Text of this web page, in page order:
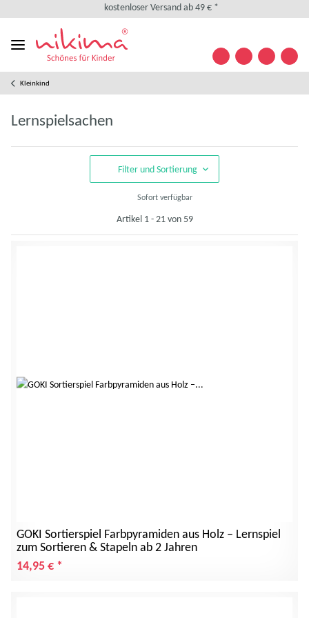
kostenlose Retoure
+49 (0) 35841/ 63 32 09
kostenloser Versand ab 49 € *
+49 (0) 35841/ 63 32 09
Kontakt
Kleinkind
Lernspielsachen
Filter und Sortierung
Sofort verfügbar
Artikel 1 - 21 von 59
GOKI Sortierspiel Farbpyramiden aus Holz – Lernspiel
zum Sortieren & Stapeln ab 2 Jahren
14,95 € *